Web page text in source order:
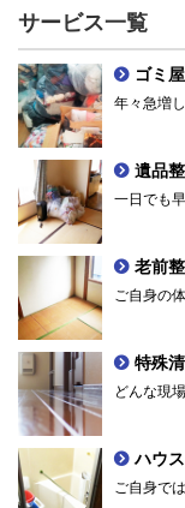
サービス一覧
ゴミ
年々急増
遺品
一日でも
老前
ご自身の
特殊
どんな現
ハウ
ご自身で